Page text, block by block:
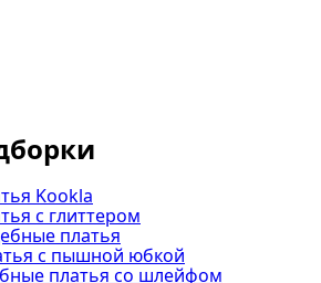
Kookla
с глиттером
платья
с пышной юбкой
платья со шлейфом